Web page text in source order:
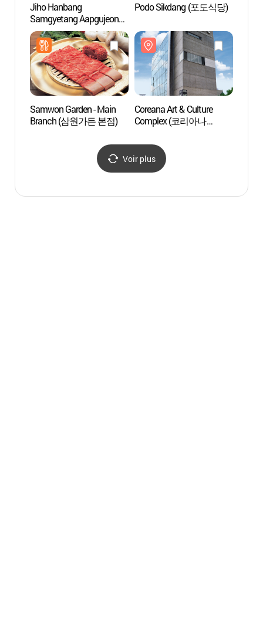
Jiho Hanbang
Samgyetang Aapgujeong
Station (지호한방삼계탕
압구정역)
Podo Sikdang (포도식당)
Samwon Garden - Main
Branch (삼원가든 본점)
Coreana Art & Culture
Complex (코리아나
Voir plus